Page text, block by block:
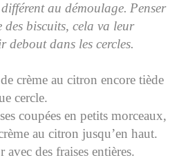
au démoulage. Penser
des biscuits, cela va leur
debout dans les cercles.
crème au citron encore tiède
cercle.
coupées en petits morceaux,
au citron jusqu’en haut.
avec des fraises entières.